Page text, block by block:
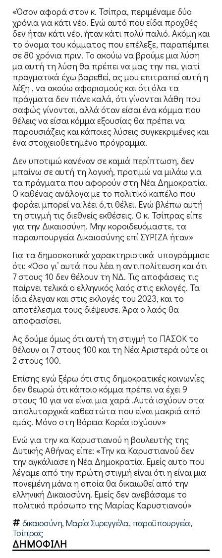
«Όσον αφορά στον κ. Τσίπρα, περιμέναμε δύο
χρόνια για κάτι νέο. Εγώ αυτό που είδα προχθές
δεν ήταν κάτι νέο, ήταν κάτι πολύ παλιό. Ακόμη και
το όνομα του κόμματος που επέλεξε, παραπέμπει
σε 80 χρόνια πριν. Το ακούω να βρούμε μια λύση
μα αυτή τη λύση θα πρέπει να μας την πει, γιατί
πραγματικά έχω βαρεθεί, ας μου επιτραπεί αυτή η
λέξη , να ακούω αφορισμούς και ότι όλα τα
πράγματα δεν πάνε καλά, ότι γίνονται λάθη που
σαφώς γίνονται, αλλά όταν είσαι ένα κόμμα που
θέλεις να είσαι κόμμα εξουσίας θα πρέπει να
παρουσιάζεις και κάποιες λύσεις συγκεκριμένες και
ένα στοιχειοθετημένο πρόγραμμα.
Δεν υποτιμώ κανέναν σε καμιά περίπτωση, δεν
μπαίνω σε αυτή τη λογική, προτιμώ να μιλάω για
τα πράγματα που αφορούν στη Νέα Δημοκρατία.
Ο καθένας ανάλογα με το πολιτικό καπέλο που
φοράει μπορεί να λέει ό,τι θέλει. Εγώ βλέπω αυτή
τη στιγμή τις διεθνείς εκθέσεις. Ο κ. Τσίπρας είπε
για την Δικαιοσύνη. Μην κοροιδευόμαστε, τα
παραυπουργεία Δικαιοσύνης επί ΣΥΡΙΖΑ ήταν»
Για τα δημοσκοπικά χαρακτηριστικά υπογράμμισε
ότι: «Όσο γι’ αυτά που λέει η αντιπολίτευση και ότι
7 στους 10 δεν θέλουν τη ΝΔ. Τις αποφάσεις τις
παίρνει τελικά ο ελληνικός λαός στις εκλογές. Τα
ίδια έλεγαν και στις εκλογές του 2023, και το
αποτέλεσμα τους διέψευσε. Άρα ο λαός θα
αποφασίσει.
Ας δούμε όμως ότι αυτή τη στιγμή το ΠΑΣΟΚ το
θέλουν οι 7 στους 100 και τη Νέα Αριστερά ούτε οι
2 στους 100.
Επίσης εγώ ξέρω ότι στις δημοκρατικές κοινωνίες
δεν θεωρώ ότι κάποιο κόμμα πρέπει να έχει 9
στους 10 για να είναι μια χαρά .Αυτά ισχύουν στα
απολυταρχικά καθεστώτα που είναι μακριά από
εμάς. Μόνο στη Βόρεια Κορέα ισχύουν»
Ενώ για την κα Καρυστιανού η βουλευτής της
Δυτικής Αθήνας είπε: «Την κα Καρυστιανού δεν
την αγκάλιασε η Νέα Δημοκρατία. Εμείς αυτο που
λέγαμε από την πρώτη στιγμή είναι ότι η είναι μια
πονεμένη μάνα η οποία θα δικαιωθεί από την
ελληνική Δικαιοσύνη. Εμείς δεν ανεβάσαμε το
πολιτικό πρόσωπο της Μαρίας Καρυστιανού»
δικαιοσύνη, Μαρία Συρεγγέλα, παραϋπουργεία,
Τσίπρας
ΔΗΜΟΦΙΛΗ